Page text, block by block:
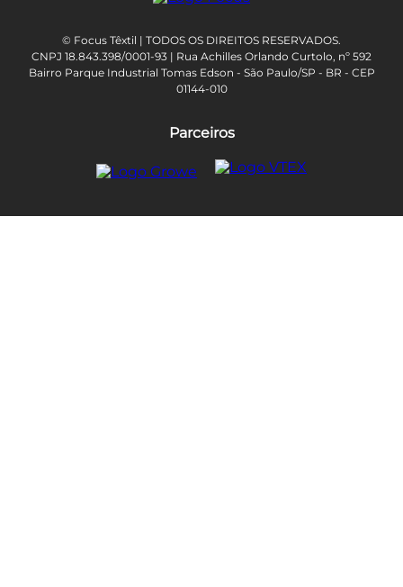
© Focus Têxtil | TODOS OS DIREITOS RESERVADOS.
CNPJ 18.843.398/0001-93 | Rua Achilles Orlando Curtolo, nº 592
Bairro Parque Industrial Tomas Edson - São Paulo/SP - BR - CEP
01144-010
Parceiros